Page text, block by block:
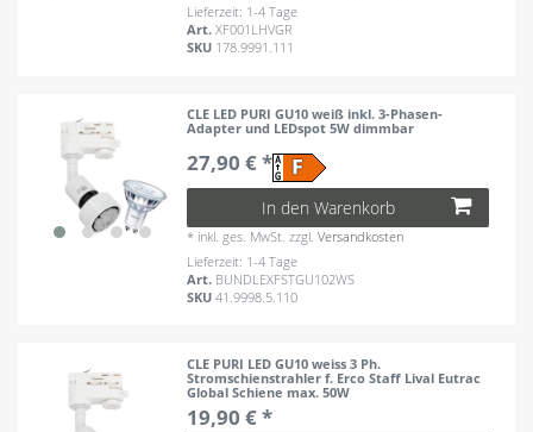
Lieferzeit: 1-4 Tage
Art.XF001LHVGR
SKU 178.9991.111
CLE LED PURI GU10 weiß inkl. 3-Phasen-
Adapter und LEDspot 5W dimmbar
27,90 € *
In den Warenkorb
* inkl. ges. MwSt. zzgl.Versandkosten
Lieferzeit: 1-4 Tage
Art. BUNDLEXFSTGU102WS
SKU41.9998.5.110
CLE PURI LED GU10 weiss 3 Ph.
Stromschienstrahler f. Erco Staff Lival Eutrac
Global Schiene max. 50W
19,90 € *